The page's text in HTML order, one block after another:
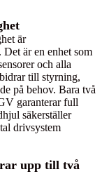
är
är en enhet som
och alla
till styrning,
på behov. Bara två
garanterar full
säkerställer
drivsystem
upp till två